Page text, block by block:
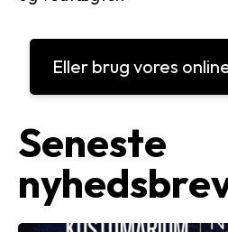
Eller brug vores
Seneste